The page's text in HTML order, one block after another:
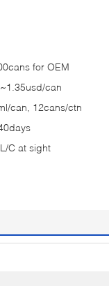
for OEM
can
can, 12cans/ctn
C at sight